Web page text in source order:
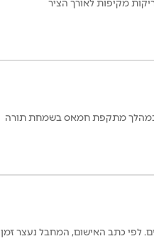
מקיפות לאורך הציר
במהלך מתקפת חמאס בשמחת תורה
לפי כתב האישום, המחבל נעצר